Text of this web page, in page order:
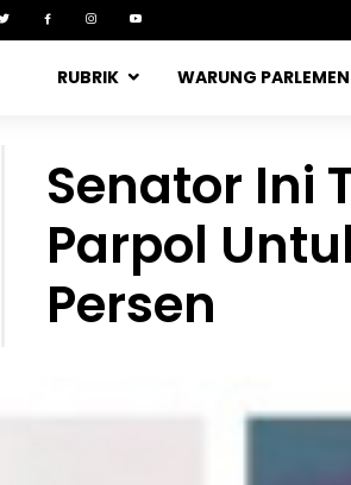
RUBRIK WARUNG PARLEMEN
Senator Ini
Parpol
Persen